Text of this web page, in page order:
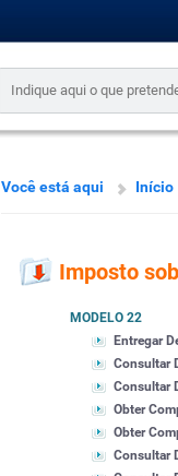
Você está aqui Início
Imposto
MODELO 22
Entregar
Consultar
Consultar
Obter
Obter
Consultar